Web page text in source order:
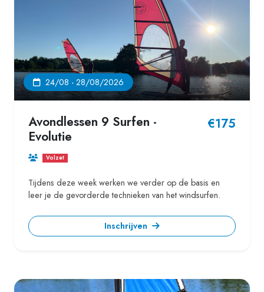
24/08 - 28/08/2026
Avondlessen 9 Surfen -
Evolutie
€175
Volzet
Tijdens deze week werken we verder op de basis en
leer je de gevorderde technieken van het windsurfen.
Inschrijven